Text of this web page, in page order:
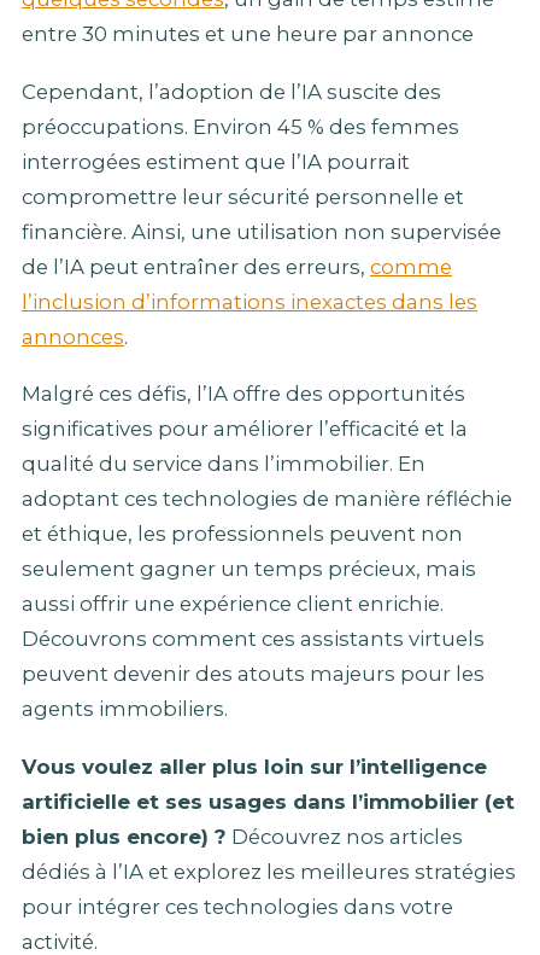
entre 30 minutes et une heure par annonce
Cependant, l’adoption de l’IA suscite des
préoccupations. Environ 45 % des femmes
interrogées estiment que l’IA pourrait
compromettre leur sécurité personnelle et
financière. Ainsi, une utilisation non supervisée
de l’IA peut entraîner des erreurs, comme
l’inclusion d’informations inexactes dans les
annonces.
Malgré ces défis, l’IA offre des opportunités
significatives pour améliorer l’efficacité et la
qualité du service dans l’immobilier. En
adoptant ces technologies de manière réfléchie
et éthique, les professionnels peuvent non
seulement gagner un temps précieux, mais
aussi offrir une expérience client enrichie.
Découvrons comment ces assistants virtuels
peuvent devenir des atouts majeurs pour les
agents immobiliers.
Vous voulez aller plus loin sur l’intelligence
artificielle et ses usages dans l’immobilier (et
bien plus encore) ? Découvrez nos articles
dédiés à l’IA et explorez les meilleures stratégies
pour intégrer ces technologies dans votre
activité.